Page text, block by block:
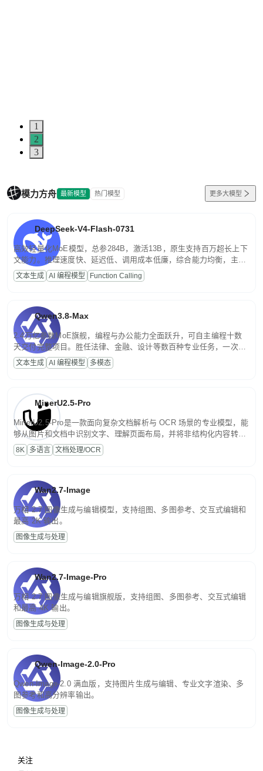
1
2
3
模力方舟 最新模型 热门模型 更多大模型
DeepSeek-V4-Flash-0731
高效轻量化MoE模型，总参284B，激活13B，原生支持百万超长上下
文能力。推理速度快、延迟低、调用成本低廉，综合能力均衡，主打
高并发、轻量化任务，适合日常对话、内容创作、基础 RAG、批量
文案处理等普惠刚需场景。
文本生成 AI 编程模型 Function Calling
Qwen3.8-Max
2.4万亿参数MoE旗舰，编程与办公能力全面跃升，可自主编程十数
天交付完整项目。胜任法律、金融、设计等数百种专业任务，一次对
话端到端交付生产级成果。原生视觉理解贯穿规划、执行与验证全流
程，支持超长文档与长视频的深度语义解析。长程任务中自主规划与
文本生成 AI 编程模型 多模态
MinerU2.5-Pro
MinerU2.5-Pro是一款面向复杂文档解析与 OCR 场景的专业模型，能
够从图片和文档中识别文字、理解页面布局，并将非结构化内容转换
为便于存储、检索和二次处理的结构化结果。
8K 多语言 文档处理/OCR
Wan2.7-Image
万相 2.7 图像生成与编辑模型，支持组图、多图参考、交互式编辑和
最高 2K 输出。
图像生成与处理
Wan2.7-Image-Pro
万相 2.7 图像生成与编辑旗舰版，支持组图、多图参考、交互式编辑
和最高 4K 输出。
图像生成与处理
Qwen-Image-2.0-Pro
Qwen-Image-2.0 满血版，支持图片生成与编辑、专业文字渲染、多
图参考和高分辨率输出。
图像生成与处理
关注